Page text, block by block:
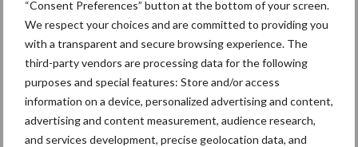
“Consent Preferences” button at the bottom of your screen.
We respect your choices and are committed to providing you
with a transparent and secure browsing experience. The
third-party vendors are processing data for the following
purposes and special features: Store and/or access
information on a device, personalized advertising and content,
advertising and content measurement, audience research,
and services development, precise geolocation data, and
Bedrijfsnieuws
Ligbox &
Voerhekken